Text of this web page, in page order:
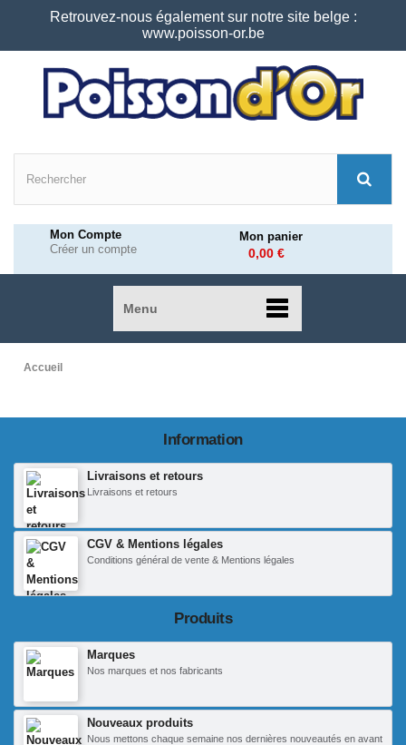
Retrouvez-nous également sur notre site belge :
www.poisson-or.be
Mon Compte
Créer un compte
Mon panier
0,00 €
Menu
Accueil
Information
Livraisons et retours
Livraisons et retours
CGV & Mentions légales
Conditions général de vente & Mentions légales
Produits
Marques
Nos marques et nos fabricants
Nouveaux produits
Nous mettons chaque semaine nos dernières nouveautés en avant